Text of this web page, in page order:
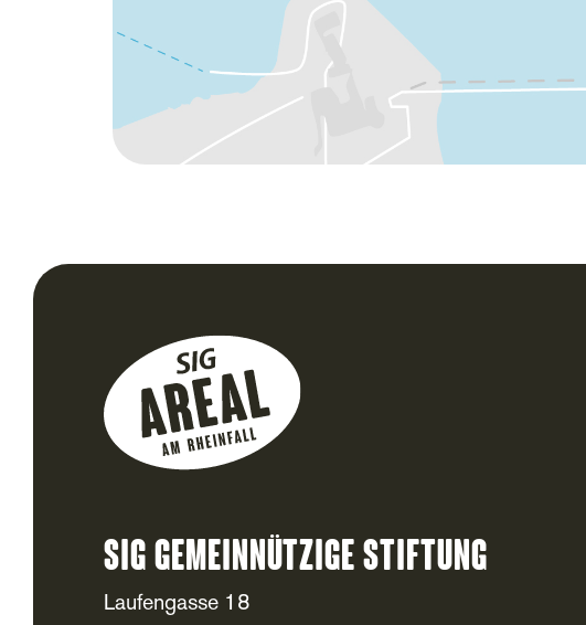
SIG Gemeinnützige Stiftung
Laufengasse 18